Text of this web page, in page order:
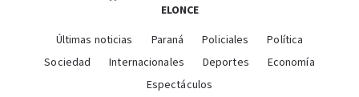
ELONCE
Últimas noticias Paraná Policiales
Política
Sociedad
Internacionales Deportes
Economía
Espectáculos